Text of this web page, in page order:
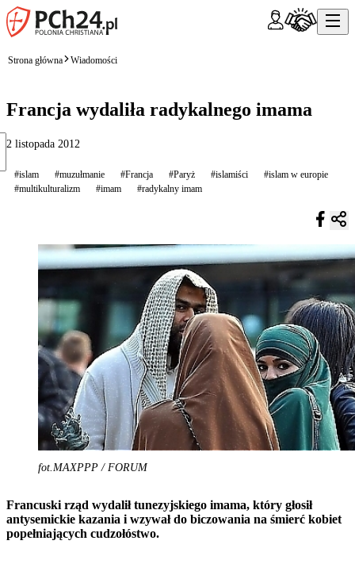
Strona główna Wiadomości
Francja wydaliła radykalnego imama
2 listopada 2012
#islam #muzułmanie #Francja #Paryż #islamiści
#islam w europie
#multikulturalizm
#imam #radykalny imam
fot.MAXPPP / FORUM
Francuski rząd wydalił tunezyjskiego imama, który głosił
antysemickie kazania i wzywał do biczowania na śmierć kobiet
popełniających cudzołóstwo.